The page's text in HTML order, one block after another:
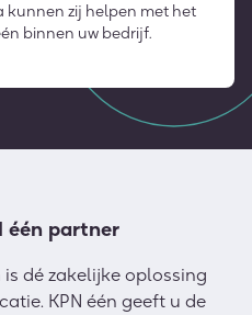
kunnen zij helpen met het
binnen uw bedrijf.
één partner
is dé zakelijke oplossing
KPN één geeft u de